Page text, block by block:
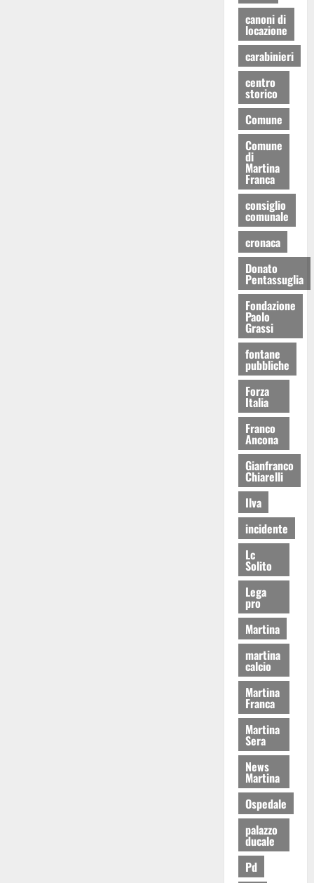
canoni di
locazione
carabinieri
centro
storico
Comune
Comune
di
Martina
Franca
consiglio
comunale
cronaca
Donato
Pentassuglia
Fondazione
Paolo
Grassi
fontane
pubbliche
Forza
Italia
Franco
Ancona
Gianfranco
Chiarelli
Ilva
incidente
Lc
Solito
Lega
pro
Martina
martina
calcio
Martina
Franca
Martina
Sera
News
Martina
Ospedale
palazzo
ducale
Pd